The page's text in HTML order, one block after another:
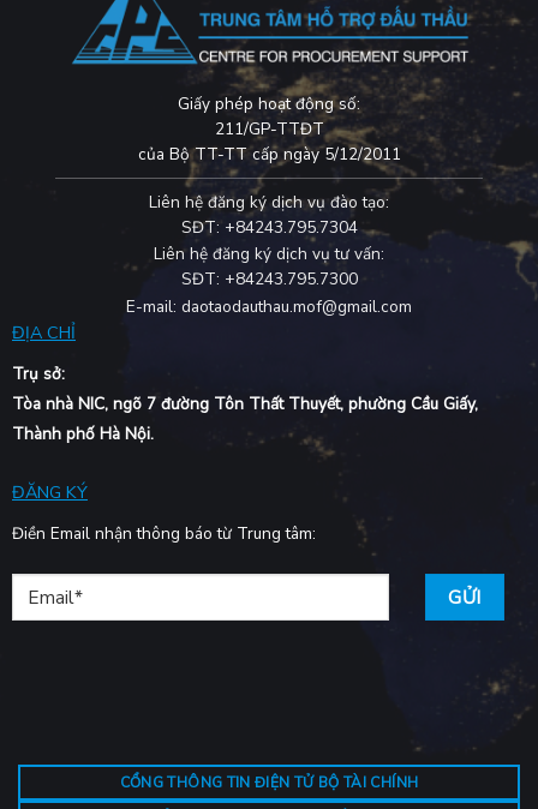
Giấy phép hoạt động số:
211/GP-TTĐT
của Bộ TT-TT cấp ngày 5/12/2011
Liên hệ đăng ký dịch vụ đào tạo:
SĐT: +84243.795.7304
Liên hệ đăng ký dịch vụ tư vấn:
SĐT: +84243.795.7300
E-mail: daotaodauthau.mof@gmail.com
ĐỊA CHỈ
Trụ sở:
Tòa nhà NIC, ngõ 7 đường Tôn Thất Thuyết, phường Cầu Giấy,
Thành phố Hà Nội.
ĐĂNG KÝ
Điền Email nhận thông báo từ Trung tâm:
CỔNG THÔNG TIN ĐIỆN TỬ BỘ TÀI CHÍNH